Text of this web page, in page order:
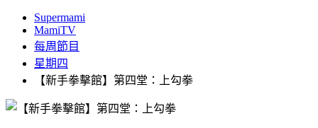
Supermami
MamiTV
每周節目
星期四
【新手拳擊館】第四堂：上勾拳